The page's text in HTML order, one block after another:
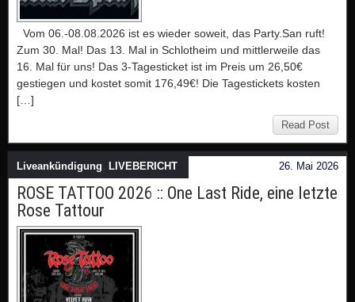
Vom 06.-08.08.2026 ist es wieder soweit, das Party.San ruft!
Zum 30. Mal! Das 13. Mal in Schlotheim und mittlerweile das
16. Mal für uns! Das 3-Tagesticket ist im Preis um 26,50€
gestiegen und kostet somit 176,49€! Die Tagestickets kosten
[…]
Read Post
26. Mai 2026
Liveankündigung LIVEBERICHT
ROSE TATTOO 2026 :: One Last Ride, eine letzte
Rose Tattour